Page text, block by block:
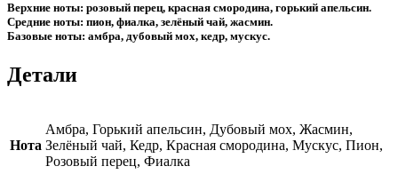
Верхние ноты: розовый перец, красная смородина, горький апельсин.
Средние ноты: пион, фиалка, зелёный чай, жасмин.
Базовые ноты: амбра, дубовый мох, кедр, мускус.
Детали
Нота
Амбра, Горький апельсин, Дубовый мох, Жасмин,
Зелёный чай, Кедр, Красная смородина, Мускус, Пион,
Розовый перец, Фиалка